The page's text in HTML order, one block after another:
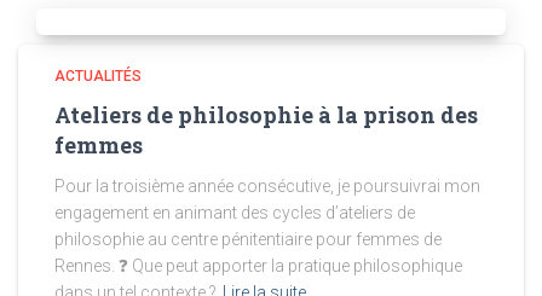
ACTUALITÉS
Ateliers de philosophie à la prison des
femmes
Pour la troisième année consécutive, je poursuivrai mon
engagement en animant des cycles d’ateliers de
philosophie au centre pénitentiaire pour femmes de
Rennes. ❓ Que peut apporter la pratique philosophique